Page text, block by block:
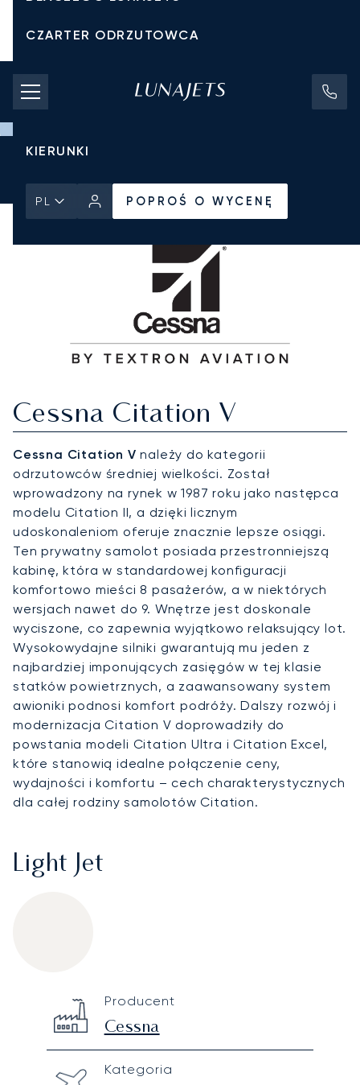
CZARTER ODRZUTOWCA
KOSZTY CZARTERU
PRYWATNE ODRZUTOWCE
KIERUNKI
PL POPROŚ O WYCENĘ
Cessna Citation V
Cessna Citation V należy do kategorii
odrzutowców średniej wielkości. Został
wprowadzony na rynek w 1987 roku jako następca
modelu Citation II, a dzięki licznym
udoskonaleniom oferuje znacznie lepsze osiągi.
Ten prywatny samolot posiada przestronniejszą
kabinę, która w standardowej konfiguracji
komfortowo mieści 8 pasażerów, a w niektórych
wersjach nawet do 9. Wnętrze jest doskonale
wyciszone, co zapewnia wyjątkowo relaksujący lot.
Wysokowydajne silniki gwarantują mu jeden z
najbardziej imponujących zasięgów w tej klasie
statków powietrznych, a zaawansowany system
awioniki podnosi komfort podróży. Dalszy rozwój i
modernizacja Citation V doprowadziły do
powstania modeli Citation Ultra i Citation Excel,
które stanowią idealne połączenie ceny,
wydajności i komfortu – cech charakterystycznych
dla całej rodziny samolotów Citation.
Light Jet
Technical specifications
Producent
Cessna
Kategoria